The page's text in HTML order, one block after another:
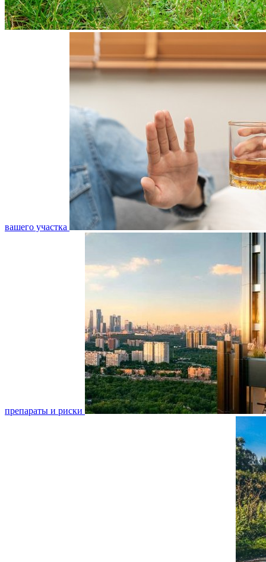
вашего участка
препараты и риски